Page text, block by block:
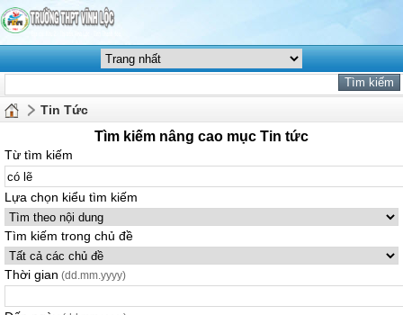
Tin Tức
Tìm kiếm nâng cao mục Tin tức
Từ tìm kiếm
Lựa chọn kiểu tìm kiếm
Tìm kiếm trong chủ đề
Thời gian (dd.mm.yyyy)